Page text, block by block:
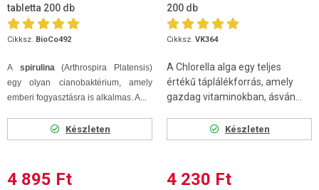
tabletta 200 db
Cikksz. BioCo492
A spirulina(Arthrospira Platensis)
egy olyan cianobaktérium, amely
emberi fogyasztásra is alkalmas. A...
Készleten
4 895 Ft
200 db
Cikksz. VK364
A Chlorella alga egy teljes
értékű táplálékforrás, amely
gazdag vitaminokban, ásván...
Készleten
4 230 Ft